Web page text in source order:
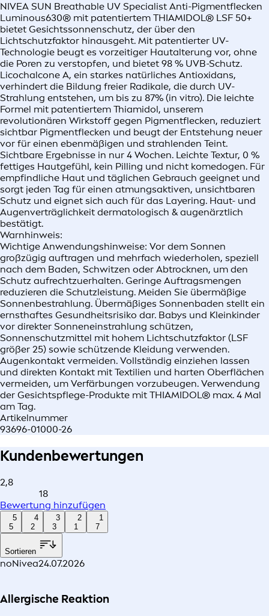
NIVEA SUN Breathable UV Specialist Anti-Pigmentflecken
Luminous630® mit patentiertem THIAMIDOL® LSF 50+
bietet Gesichtssonnenschutz, der über den
Lichtschutzfaktor hinausgeht. Mit patentierter UV-
Technologie beugt es vorzeitiger Hautalterung vor, ohne
die Poren zu verstopfen, und bietet 98 % UVB-Schutz.
Licochalcone A, ein starkes natürliches Antioxidans,
verhindert die Bildung freier Radikale, die durch UV-
Strahlung entstehen, um bis zu 87% (in vitro). Die leichte
Formel mit patentiertem Thiamidol, unserem
revolutionären Wirkstoff gegen Pigmentflecken, reduziert
sichtbar Pigmentflecken und beugt der Entstehung neuer
vor für einen ebenmäßigen und strahlenden Teint.
Sichtbare Ergebnisse in nur 4 Wochen. Leichte Textur, 0 %
fettiges Hautgefühl, kein Pilling und nicht komedogen. Für
empfindliche Haut und täglichen Gebrauch geeignet und
sorgt jeden Tag für einen atmungsaktiven, unsichtbaren
Schutz und eignet sich auch für das Layering. Haut- und
Augenverträglichkeit dermatologisch & augenärztlich
bestätigt.
Warnhinweis:
Wichtige Anwendungshinweise: Vor dem Sonnen
großzügig auftragen und mehrfach wiederholen, speziell
nach dem Baden, Schwitzen oder Abtrocknen, um den
Schutz aufrechtzuerhalten. Geringe Auftragsmengen
reduzieren die Schutzleistung. Meiden Sie übermäßige
Sonnenbestrahlung. Übermäßiges Sonnenbaden stellt ein
ernsthaftes Gesundheitsrisiko dar. Babys und Kleinkinder
vor direkter Sonneneinstrahlung schützen,
Sonnenschutzmittel mit hohem Lichtschutzfaktor (LSF
größer 25) sowie schützende Kleidung verwenden.
Augenkontakt vermeiden. Vollständig einziehen lassen
und direkten Kontakt mit Textilien und harten Oberflächen
vermeiden, um Verfärbungen vorzubeugen. Verwendung
der Gesichtspflege-Produkte mit THIAMIDOL® max. 4 Mal
am Tag.
Artikelnummer
93696-01000-26
Kundenbewertungen
2,8
18
Bewertung hinzufügen
5
5
4
2
3
3
2
1
1
7
Sortieren
noNivea24.07.2026
Allergische Reaktion